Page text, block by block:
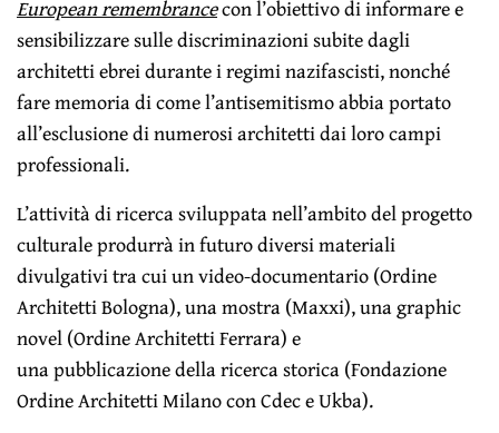
European remembrancecon l’obiettivo di informare e
sensibilizzare sulle discriminazioni subite dagli
architetti ebrei durante i regimi nazifascisti, nonché
fare memoria di come l’antisemitismo abbia portato
all’esclusione di numerosi architetti dai loro campi
professionali.
L’attività di ricerca sviluppata nell’ambito del progetto
culturale produrrà in futuro diversi materiali
divulgativi tra cui un video-documentario (Ordine
Architetti Bologna), una mostra (Maxxi), una graphic
novel (Ordine Architetti Ferrara) e
una pubblicazione della ricerca storica (Fondazione
Ordine Architetti Milano con Cdec e Ukba).